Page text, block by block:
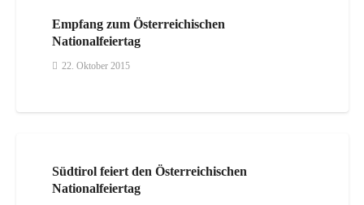
Empfang zum Österreichischen
Nationalfeiertag
22. Oktober 2015
Südtirol feiert den Österreichischen
Nationalfeiertag